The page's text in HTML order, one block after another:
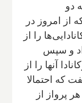
دو
از امروز در
را از
و سپس
آنها را از
که احتمالا
نفر را در هر پرواز از